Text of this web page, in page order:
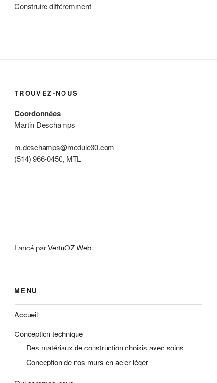
Construire différemment
TROUVEZ-NOUS
Coordonnées
Martin Deschamps
m.deschamps@module30.com
(514) 966-0450, MTL
Lancé parVertuOZ Web
MENU
Accueil
Conception technique
Des matériaux de construction choisis avec soins
Conception de nos murs en acier léger